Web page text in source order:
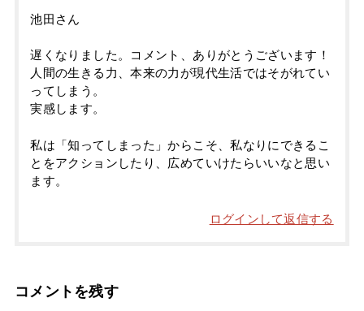
池田さん
遅くなりました。コメント、ありがとうございます！
人間の生きる力、本来の力が現代生活ではそがれてい
ってしまう。
実感します。
私は「知ってしまった」からこそ、私なりにできるこ
とをアクションしたり、広めていけたらいいなと思い
ます。
ログインして返信する
コメントを残す